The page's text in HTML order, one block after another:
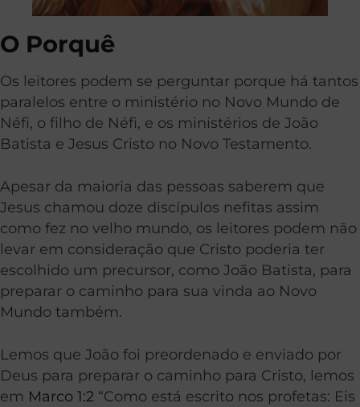
O Porquê
Os leitores podem se perguntar porque há tantos
paralelos entre o ministério no Novo Mundo de
Néfi, o filho de Néfi, e os ministérios de João
Batista e Jesus Cristo no Novo Testamento.
Apesar da maioria das pessoas saberem que
Jesus chamou doze discípulos nefitas assim
como fez no velho mundo, os leitores podem não
levar em consideração que Cristo poderia ter
escolhido um precursor, como João Batista, para
preparar o caminho para sua vinda ao Novo
Mundo também.
Lemos que João foi preordenado e enviado por
Deus para preparar o caminho para Cristo, lemos
em Marco 1:2 “Como está escrito nos profetas: Eis